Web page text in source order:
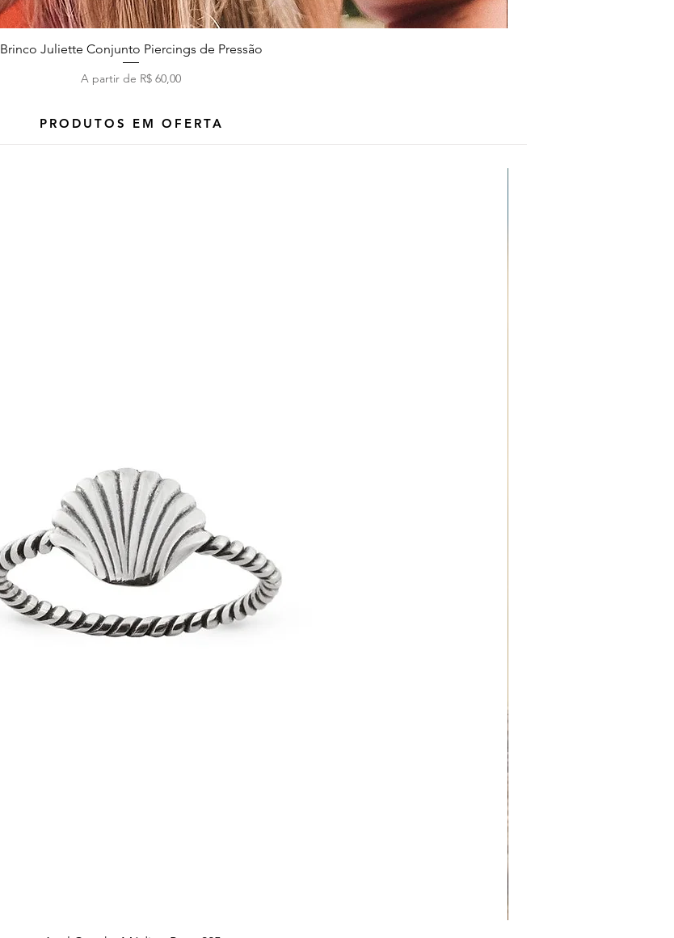
Visualização rápida
Brinco Juliette Conjunto Piercings de Pressão
A partir de R$ 60,00
Preço promocional
PRODUTOS EM OFERTA